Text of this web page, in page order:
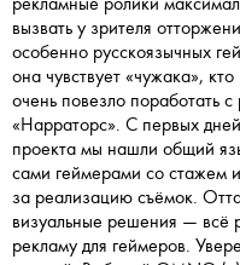
вызвать у зрителя
особенно русскоязычных
она чувствует «чужака»,
очень повезло поработать
«Нарраторс». С первых
проекта мы нашли общий
сами геймерами со стажем
за реализацию съёмок.
визуальные решения — всё
рекламу для геймеров.